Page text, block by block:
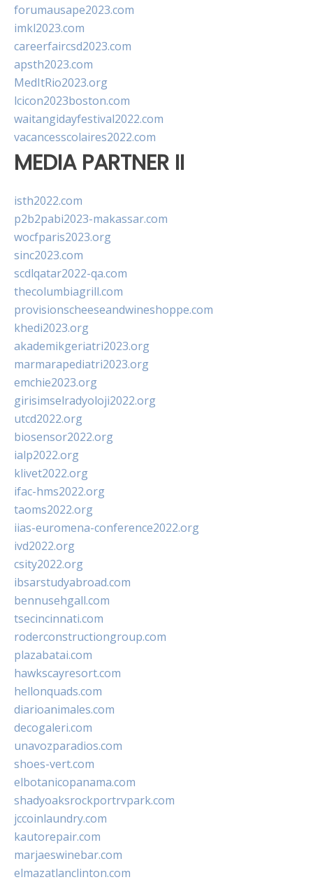
forumausape2023.com
imkl2023.com
careerfaircsd2023.com
apsth2023.com
MedItRio2023.org
lcicon2023boston.com
waitangidayfestival2022.com
vacancesscolaires2022.com
MEDIA PARTNER II
isth2022.com
p2b2pabi2023-makassar.com
wocfparis2023.org
sinc2023.com
scdlqatar2022-qa.com
thecolumbiagrill.com
provisionscheeseandwineshoppe.com
khedi2023.org
akademikgeriatri2023.org
marmarapediatri2023.org
emchie2023.org
girisimselradyoloji2022.org
utcd2022.org
biosensor2022.org
ialp2022.org
klivet2022.org
ifac-hms2022.org
taoms2022.org
iias-euromena-conference2022.org
ivd2022.org
csity2022.org
ibsarstudyabroad.com
bennusehgall.com
tsecincinnati.com
roderconstructiongroup.com
plazabatai.com
hawkscayresort.com
hellonquads.com
diarioanimales.com
decogaleri.com
unavozparadios.com
shoes-vert.com
elbotanicopanama.com
shadyoaksrockportrvpark.com
jccoinlaundry.com
kautorepair.com
marjaeswinebar.com
elmazatlanclinton.com